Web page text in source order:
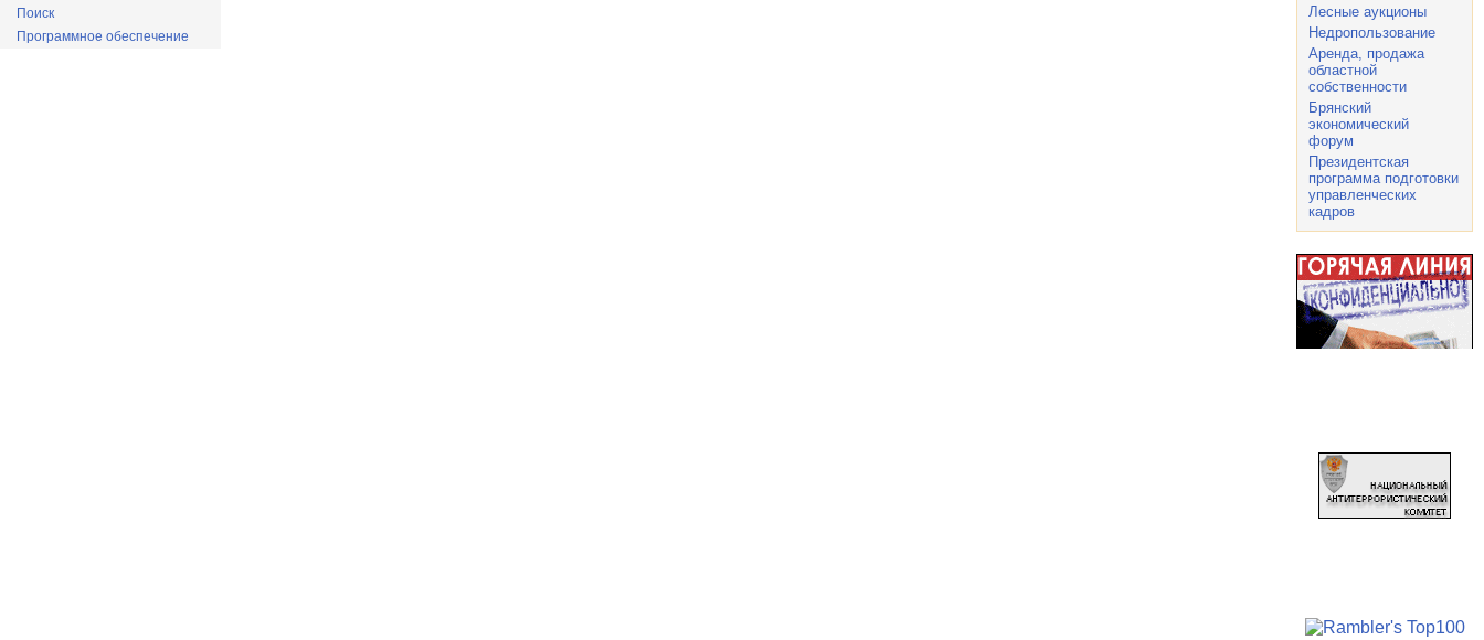
Поиск
Программное обеспечение
Лесные аукционы
Недропользование
Аренда, продажа
областной
собственности
Брянский
экономический
форум
Президентская
программа подготовки
управленческих
кадров